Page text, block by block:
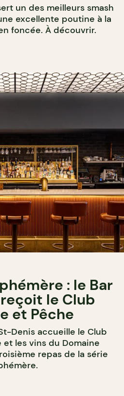
un des meilleurs smash
excellente poutine à la
foncée. À découvrir.
: le Bar
le Club
et Pêche
Denis accueille le Club
et les vins du Domaine
repas de la série